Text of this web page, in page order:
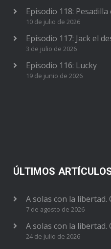
Episodio 118:
10 de julio de 2026
Episodio 117: Jack el
3 de julio de 2026
Episodio 116: Lucky
19 de junio de 2026
ÚLTIMOS
A solas con la libertad.
7 de agosto de 2026
A solas con la libertad.
24 de julio de 2026